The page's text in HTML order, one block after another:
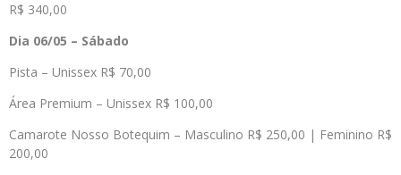
R$ 340,00
Dia 06/05 – Sábado
Pista – Unissex R$ 70,00
Área Premium – Unissex R$ 100,00
Camarote Nosso Botequim – Masculino R$ 250,00 | Feminino R$
200,00